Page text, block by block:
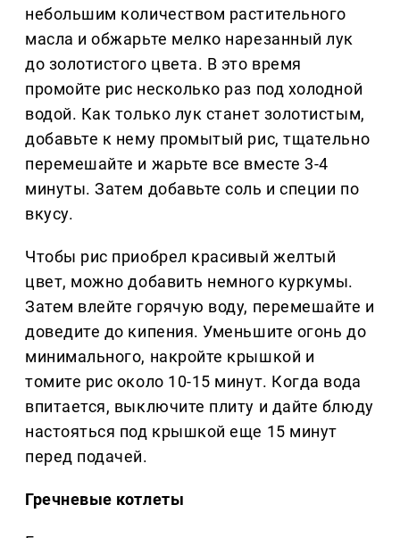
небольшим количеством растительного
масла и обжарьте мелко нарезанный лук
до золотистого цвета. В это время
промойте рис несколько раз под холодной
водой. Как только лук станет золотистым,
добавьте к нему промытый рис, тщательно
перемешайте и жарьте все вместе 3-4
минуты. Затем добавьте соль и специи по
вкусу.
Чтобы рис приобрел красивый желтый
цвет, можно добавить немного куркумы.
Затем влейте горячую воду, перемешайте и
доведите до кипения. Уменьшите огонь до
минимального, накройте крышкой и
томите рис около 10-15 минут. Когда вода
впитается, выключите плиту и дайте блюду
настояться под крышкой еще 15 минут
перед подачей.
Гречневые котлеты